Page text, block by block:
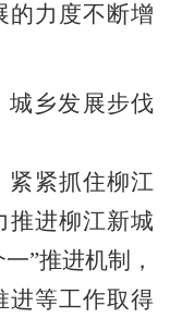
的力度不断增
城乡发展步伐
紧紧抓住柳江
推进柳江新城
一”推进机制，
进等工作取得